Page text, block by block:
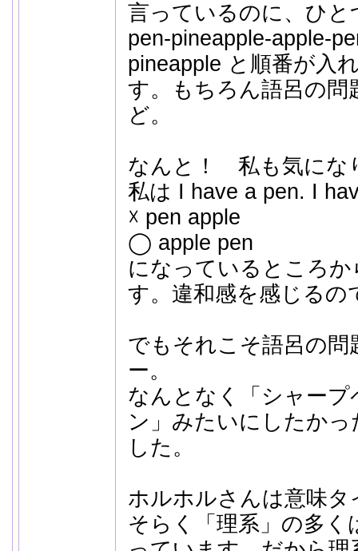
言っているのに、ひ
pen-pineapple-apple-
pineapple と順番が入
す。もちろん語呂の
ど。
なんと！ 私も気にな
私は I have a pen. I
☓ pen apple
◯ apple pen
になっているところ
す。違和感を感じるの
でもそれこそ語呂の
ー。
なんとなく「シャープ
ン」みたいにしたか
した。
ホルホルさんは意味
そらく「理系」の多く